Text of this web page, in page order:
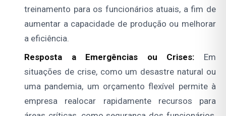
treinamento para os funcionários atuais, a fim de
aumentar a capacidade de produção ou melhorar
a eficiência.
Resposta a Emergências ou Crises: Em
situações de crise, como um desastre natural ou
uma pandemia, um orçamento flexível permite à
empresa realocar rapidamente recursos para